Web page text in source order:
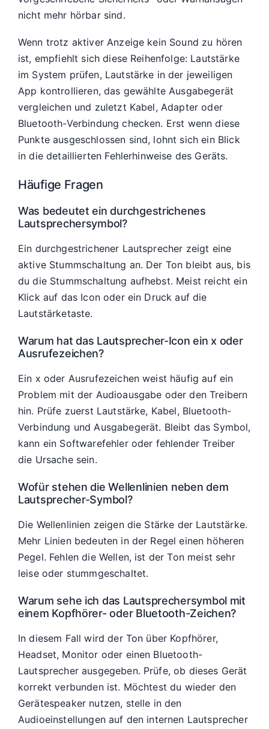
nicht mehr hörbar sind.
Wenn trotz aktiver Anzeige kein Sound zu hören
ist, empfiehlt sich diese Reihenfolge: Lautstärke
im System prüfen, Lautstärke in der jeweiligen
App kontrollieren, das gewählte Ausgabegerät
vergleichen und zuletzt Kabel, Adapter oder
Bluetooth-Verbindung checken. Erst wenn diese
Punkte ausgeschlossen sind, lohnt sich ein Blick
in die detaillierten Fehlerhinweise des Geräts.
Häufige Fragen
Was bedeutet ein durchgestrichenes
Lautsprechersymbol?
Ein durchgestrichener Lautsprecher zeigt eine
aktive Stummschaltung an. Der Ton bleibt aus, bis
du die Stummschaltung aufhebst. Meist reicht ein
Klick auf das Icon oder ein Druck auf die
Lautstärketaste.
Warum hat das Lautsprecher-Icon ein x oder
Ausrufezeichen?
Ein x oder Ausrufezeichen weist häufig auf ein
Problem mit der Audioausgabe oder den Treibern
hin. Prüfe zuerst Lautstärke, Kabel, Bluetooth-
Verbindung und Ausgabegerät. Bleibt das Symbol,
kann ein Softwarefehler oder fehlender Treiber
die Ursache sein.
Wofür stehen die Wellenlinien neben dem
Lautsprecher-Symbol?
Die Wellenlinien zeigen die Stärke der Lautstärke.
Mehr Linien bedeuten in der Regel einen höheren
Pegel. Fehlen die Wellen, ist der Ton meist sehr
leise oder stummgeschaltet.
Warum sehe ich das Lautsprechersymbol mit
einem Kopfhörer- oder Bluetooth-Zeichen?
In diesem Fall wird der Ton über Kopfhörer,
Headset, Monitor oder einen Bluetooth-
Lautsprecher ausgegeben. Prüfe, ob dieses Gerät
korrekt verbunden ist. Möchtest du wieder den
Gerätespeaker nutzen, stelle in den
Audioeinstellungen auf den internen Lautsprecher